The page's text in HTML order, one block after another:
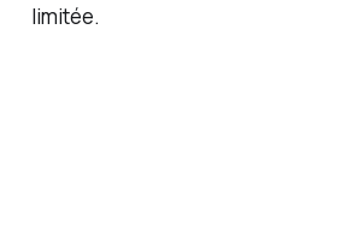
limitée.